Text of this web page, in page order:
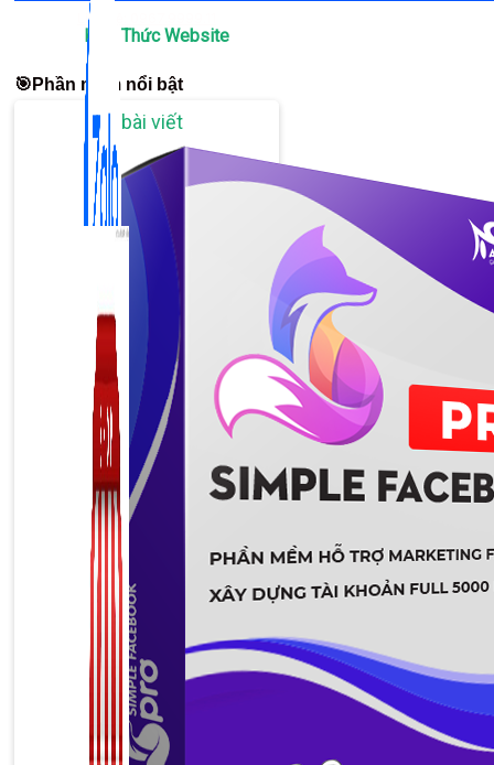
Zalo Marketing
104 bài viết
New
Kiến Thức Website
309 bài viết
Liên hệ: 0967.9999.11
🎯Phần mềm nổi bật